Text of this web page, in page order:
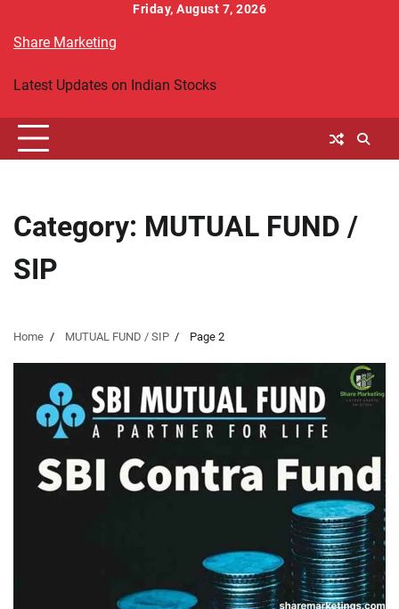
content
Friday, August 7, 2026
Share Marketing
Latest Updates on Indian Stocks
Category: MUTUAL FUND /
SIP
Home MUTUAL FUND / SIP Page 2